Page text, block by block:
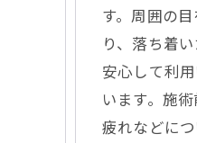
す。周囲の
り、落ち着
安心して利
います。施
疲れなどに